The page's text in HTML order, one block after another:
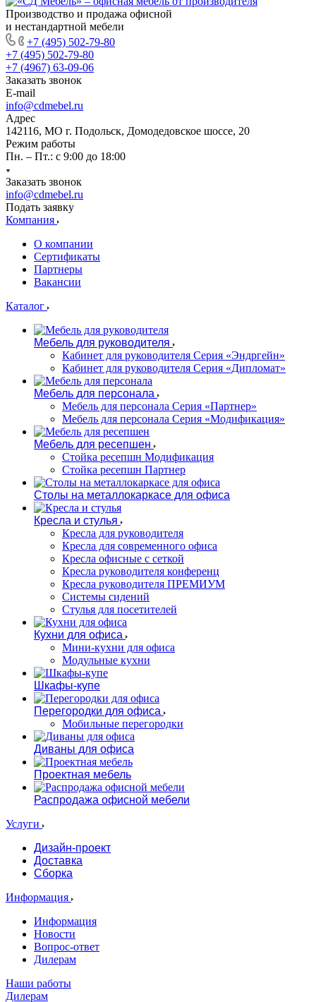
Производство и продажа офисной
и нестандартной мебели
+7 (495) 502-79-80
+7 (495) 502-79-80
+7 (4967) 63-09-06
Заказать звонок
E-mail
info@cdmebel.ru
Адрес
142116, МО г. Подольск, Домодедовское шоссе, 20
Режим работы
Пн. – Пт.: с 9:00 до 18:00
Заказать звонок
info@cdmebel.ru
Подать заявку
Компания
О компании
Сертификаты
Партнеры
Вакансии
Каталог
Мебель для руководителя
Кабинет для руководителя Серия «Эндргейн»
Кабинет для руководителя Серия «Дипломат»
Мебель для персонала
Мебель для персонала Серия «Партнер»
Мебель для персонала Серия «Модификация»
Мебель для ресепшен
Стойка ресепшн Модификация
Стойка ресепшн Партнер
Столы на металлокаркасе для офиса
Кресла и стулья
Кресла для руководителя
Кресла для современного офиса
Кресла офисные с сеткой
Кресла руководителя конференц
Кресла руководителя ПРЕМИУМ
Системы сидений
Стулья для посетителей
Кухни для офиса
Мини-кухни для офиса
Модульные кухни
Шкафы-купе
Перегородки для офиса
Мобильные перегородки
Диваны для офиса
Проектная мебель
Распродажа офисной мебели
Услуги
Дизайн-проект
Доставка
Сборка
Информация
Информация
Новости
Вопрос-ответ
Дилерам
Наши работы
Дилерам